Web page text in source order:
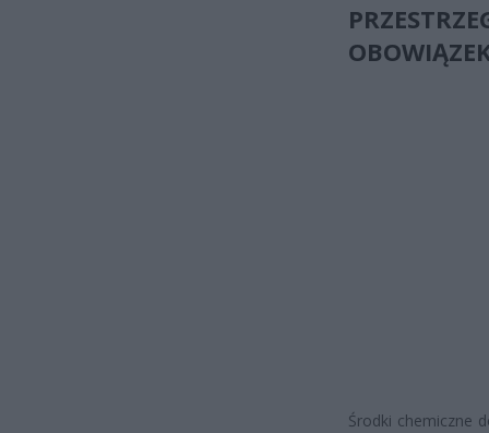
Środki chemiczne